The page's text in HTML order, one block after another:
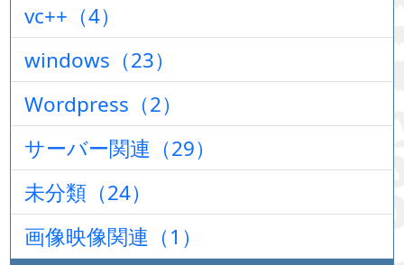
vc++（4）
windows（23）
Wordpress（2）
サーバー関連（29）
未分類（24）
画像映像関連（1）